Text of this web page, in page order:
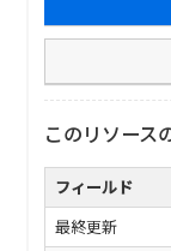
このリソース
フィールド
最終更新